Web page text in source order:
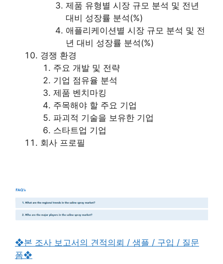
제품 유형별 시장 규모 분석 및 전년
대비 성장률 분석(%)
애플리케이션별 시장 규모 분석 및 전
년 대비 성장률 분석(%)
경쟁 환경
주요 개발 및 전략
기업 점유율 분석
제품 벤치마킹
주목해야 할 주요 기업
파괴적 기술을 보유한 기업
스타트업 기업
회사 프로필
❖본 조사 보고서의 견적의뢰 / 샘플 / 구입 / 질문
폼❖